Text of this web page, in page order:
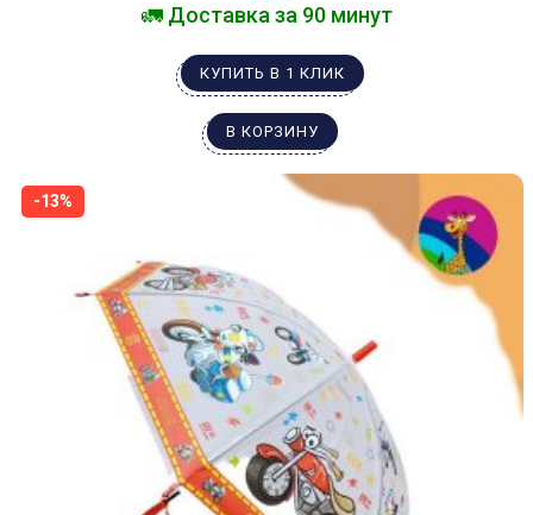
🚛 Доставка за 90 минут
КУПИТЬ В 1 КЛИК
В КОРЗИНУ
-13%